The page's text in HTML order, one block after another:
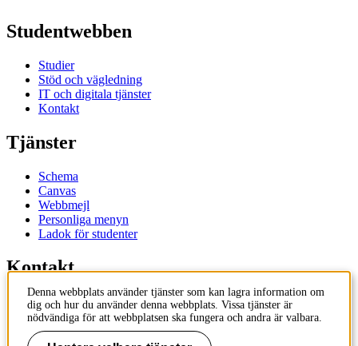
Studentwebben
Studier
Stöd och vägledning
IT och digitala tjänster
Kontakt
Tjänster
Schema
Canvas
Webbmejl
Personliga menyn
Ladok för studenter
Kontakt
Kontakta utbildningsprogram
Kontakta kurs
IT-support
Denna webbplats använder tjänster som kan lagra information om
dig och hur du använder denna webbplats. Vissa tjänster är
nödvändiga för att webbplatsen ska fungera och andra är valbara.